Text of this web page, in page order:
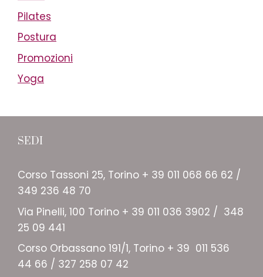
Pilates
Postura
Promozioni
Yoga
SEDI
Corso Tassoni 25, Torino + 39 011 068 66 62 /
349 236 48 70
Via Pinelli, 100 Torino + 39 011 036 3902 / 348
25 09 441
Corso Orbassano 191/1, Torino + 39 011 536
44 66 / 327 258 07 42